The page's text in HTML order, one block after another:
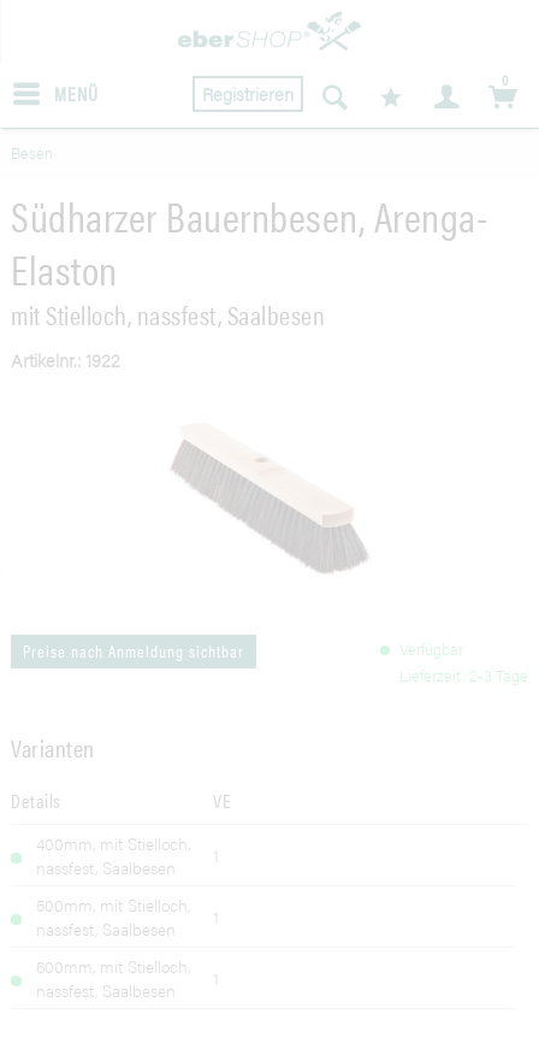
MENÜ Registrieren
0
Besen
Südharzer Bauernbesen, Arenga-
Elaston
mit Stielloch, nassfest, Saalbesen
Artikelnr.: 1922
Preise nach Anmeldung sichtbar
Verfügbar
Lieferzeit: 2-3 Tage
Varianten
Details VE
400mm, mit Stielloch,
nassfest, Saalbesen
1
500mm, mit Stielloch,
nassfest, Saalbesen
1
600mm, mit Stielloch,
nassfest, Saalbesen
1